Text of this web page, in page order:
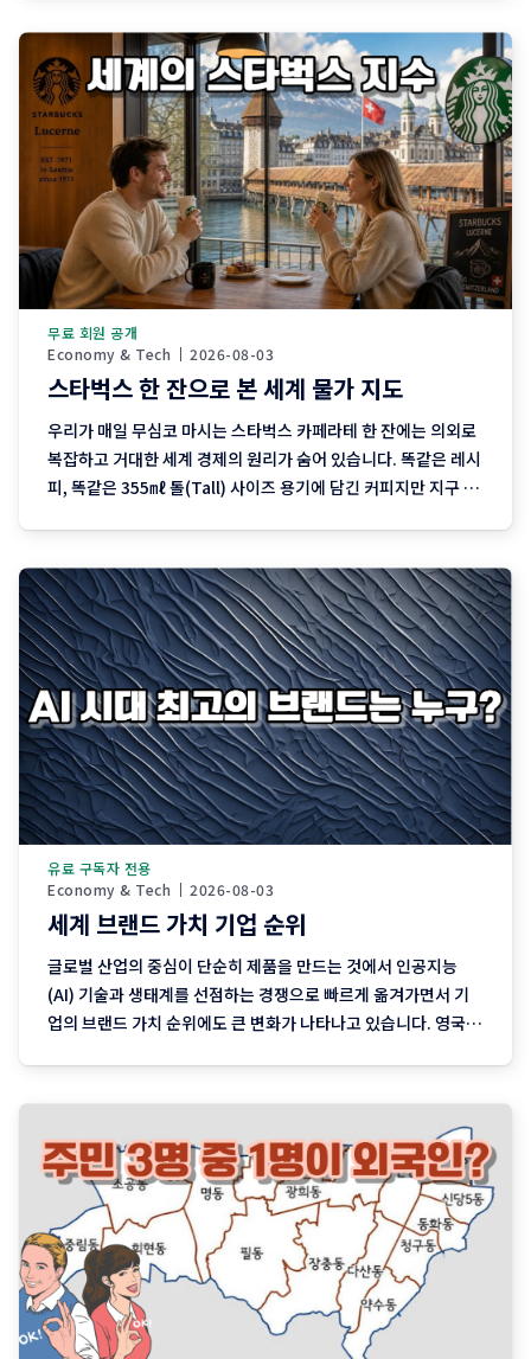
큰 관심을 끌었습니다. 당시에는
Economy & Tech 2026-08-03
무료 회원 공개
스타벅스 한 잔으로 본 세계 물가 지도
우리가 매일 무심코 마시는 스타벅스 카페라테 한 잔에는 의외로
복잡하고 거대한 세계 경제의 원리가 숨어 있습니다. 똑같은 레시
피, 똑같은 355㎖ 톨(Tall) 사이즈 용기에 담긴 커피지만 지구 반
합니다. 2026년 4월, 글로벌
Economy & Tech 2026-08-03
유료 구독자 전용
세계 브랜드 가치 기업 순위
글로벌 산업의 중심이 단순히 제품을 만드는 것에서 인공지능
(AI) 기술과 생태계를 선점하는 경쟁으로 빠르게 옮겨가면서 기
업의 브랜드 가치 순위에도 큰 변화가 나타나고 있습니다. 영국의
업들이 기술 시장에서 영향력을 크게 키우고 있음을 보여줍니다.
세계적인 IT 기업들이 치열하게 경쟁하는 가운데